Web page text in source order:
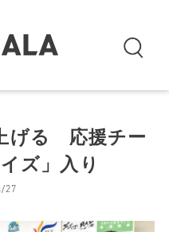
げる 応援チー
ズ」入り
27